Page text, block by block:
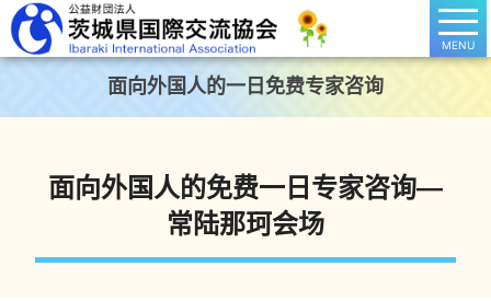
MENU
面向外国人的一日免费专家咨询
面向外国人的免费一日专家咨询―
常陆那珂会场